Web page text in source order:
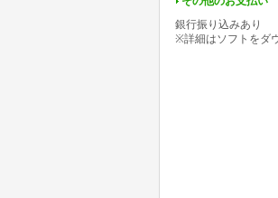
銀行振り込みあり
※詳細はソフトをダ